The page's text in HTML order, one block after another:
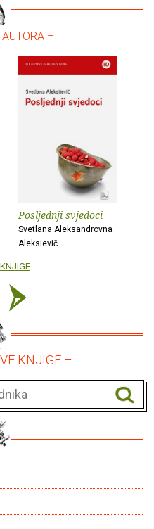
–
Posljednji svjedoci
Svetlana Aleksandrovna
Aleksievič
KNJIGE –